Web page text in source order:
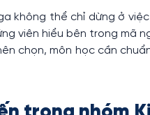
không thể chỉ dừng ở
viên hiểu bên trong mã
chọn, môn học cần